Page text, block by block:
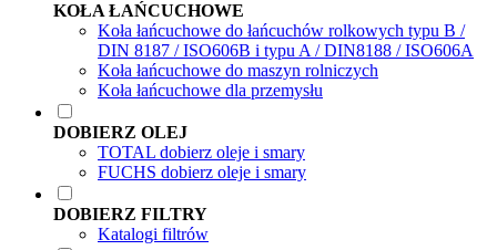
KOŁA ŁAŃCUCHOWE
Koła łańcuchowe do łańcuchów rolkowych typu B /
DIN 8187 / ISO606B i typu A / DIN8188 / ISO606A
Koła łańcuchowe do maszyn rolniczych
Koła łańcuchowe dla przemysłu
DOBIERZ OLEJ
TOTAL dobierz oleje i smary
FUCHS dobierz oleje i smary
DOBIERZ FILTRY
Katalogi filtrów